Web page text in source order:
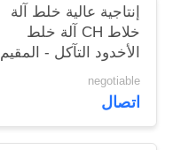
PRIVACY
POLICY
إنتاجية عالية خلط آلة
خلاط CH آلة خلط
الأخدود التآكل - المقيم
negotiable
اتصال